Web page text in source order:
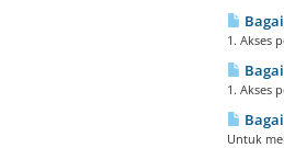
1. Akses
1. Akses
Untuk